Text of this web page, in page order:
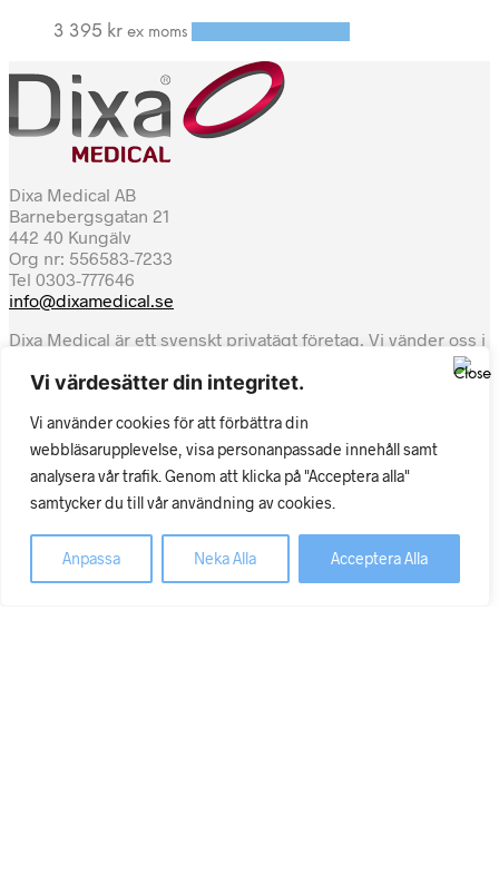
Vi värdesätter din integritet.
Vi använder cookies för att förbättra din
webbläsarupplevelse, visa personanpassade innehåll samt
analysera vår trafik. Genom att klicka på "Acceptera alla"
samtycker du till vår användning av cookies.
Anpassa Neka Alla Acceptera Alla
3 395 kr ex moms
Dixa Medical AB
Barnebergsgatan 21
442 40 Kungälv
Org nr: 556583-7233
Tel 0303-777646
info@dixamedical.se
Dixa Medical är ett svenskt privatägt företag. Vi vänder oss i
första hand till svensk sjukvård, regioner, kommuner och
privatpraktiserande. Även privatpersoner är välkomna att
Hos oss ska det vara enkelt och säkert. Våra transporter sker
tryggt med DHL och vi försöker ha så snabba leveranser
som möjligt. Kreditbetyget är AA, det högsta för ett företag i
vår storlek.
© Copyright 2026 Dixa Medical AB 556583-7233